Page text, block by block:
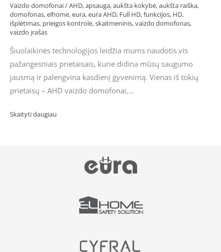
Vaizdo domofonai/AHD,apsauga,aukšta kokybė,aukšta raiška,
domofonas,elhome,eura,eura AHD, Full HD,funkcijos, HD,
išplėtimas, prieigos kontrolė,skaitmeninis,vaizdo domofonas,
vaizdo įrašas
Šiuolaikinės technologijos leidžia mums naudotis vis
pažangesniais prietaisais, kurie didina mūsų saugumo
jausmą ir palengvina kasdienį gyvenimą. Vienas iš tokių
prietaisų – AHD vaizdo domofonai,…
Skaityti daugiau